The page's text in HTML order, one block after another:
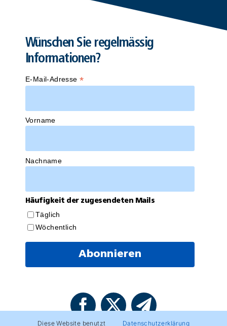
Wünschen Sie regelmässig
Informationen?
E-Mail-Adresse*
Vorname
Nachname
Häufigkeit der zugesendeten Mails
Täglich
Wöchentlich
Diese Website benutzt Datenschutzerklärung